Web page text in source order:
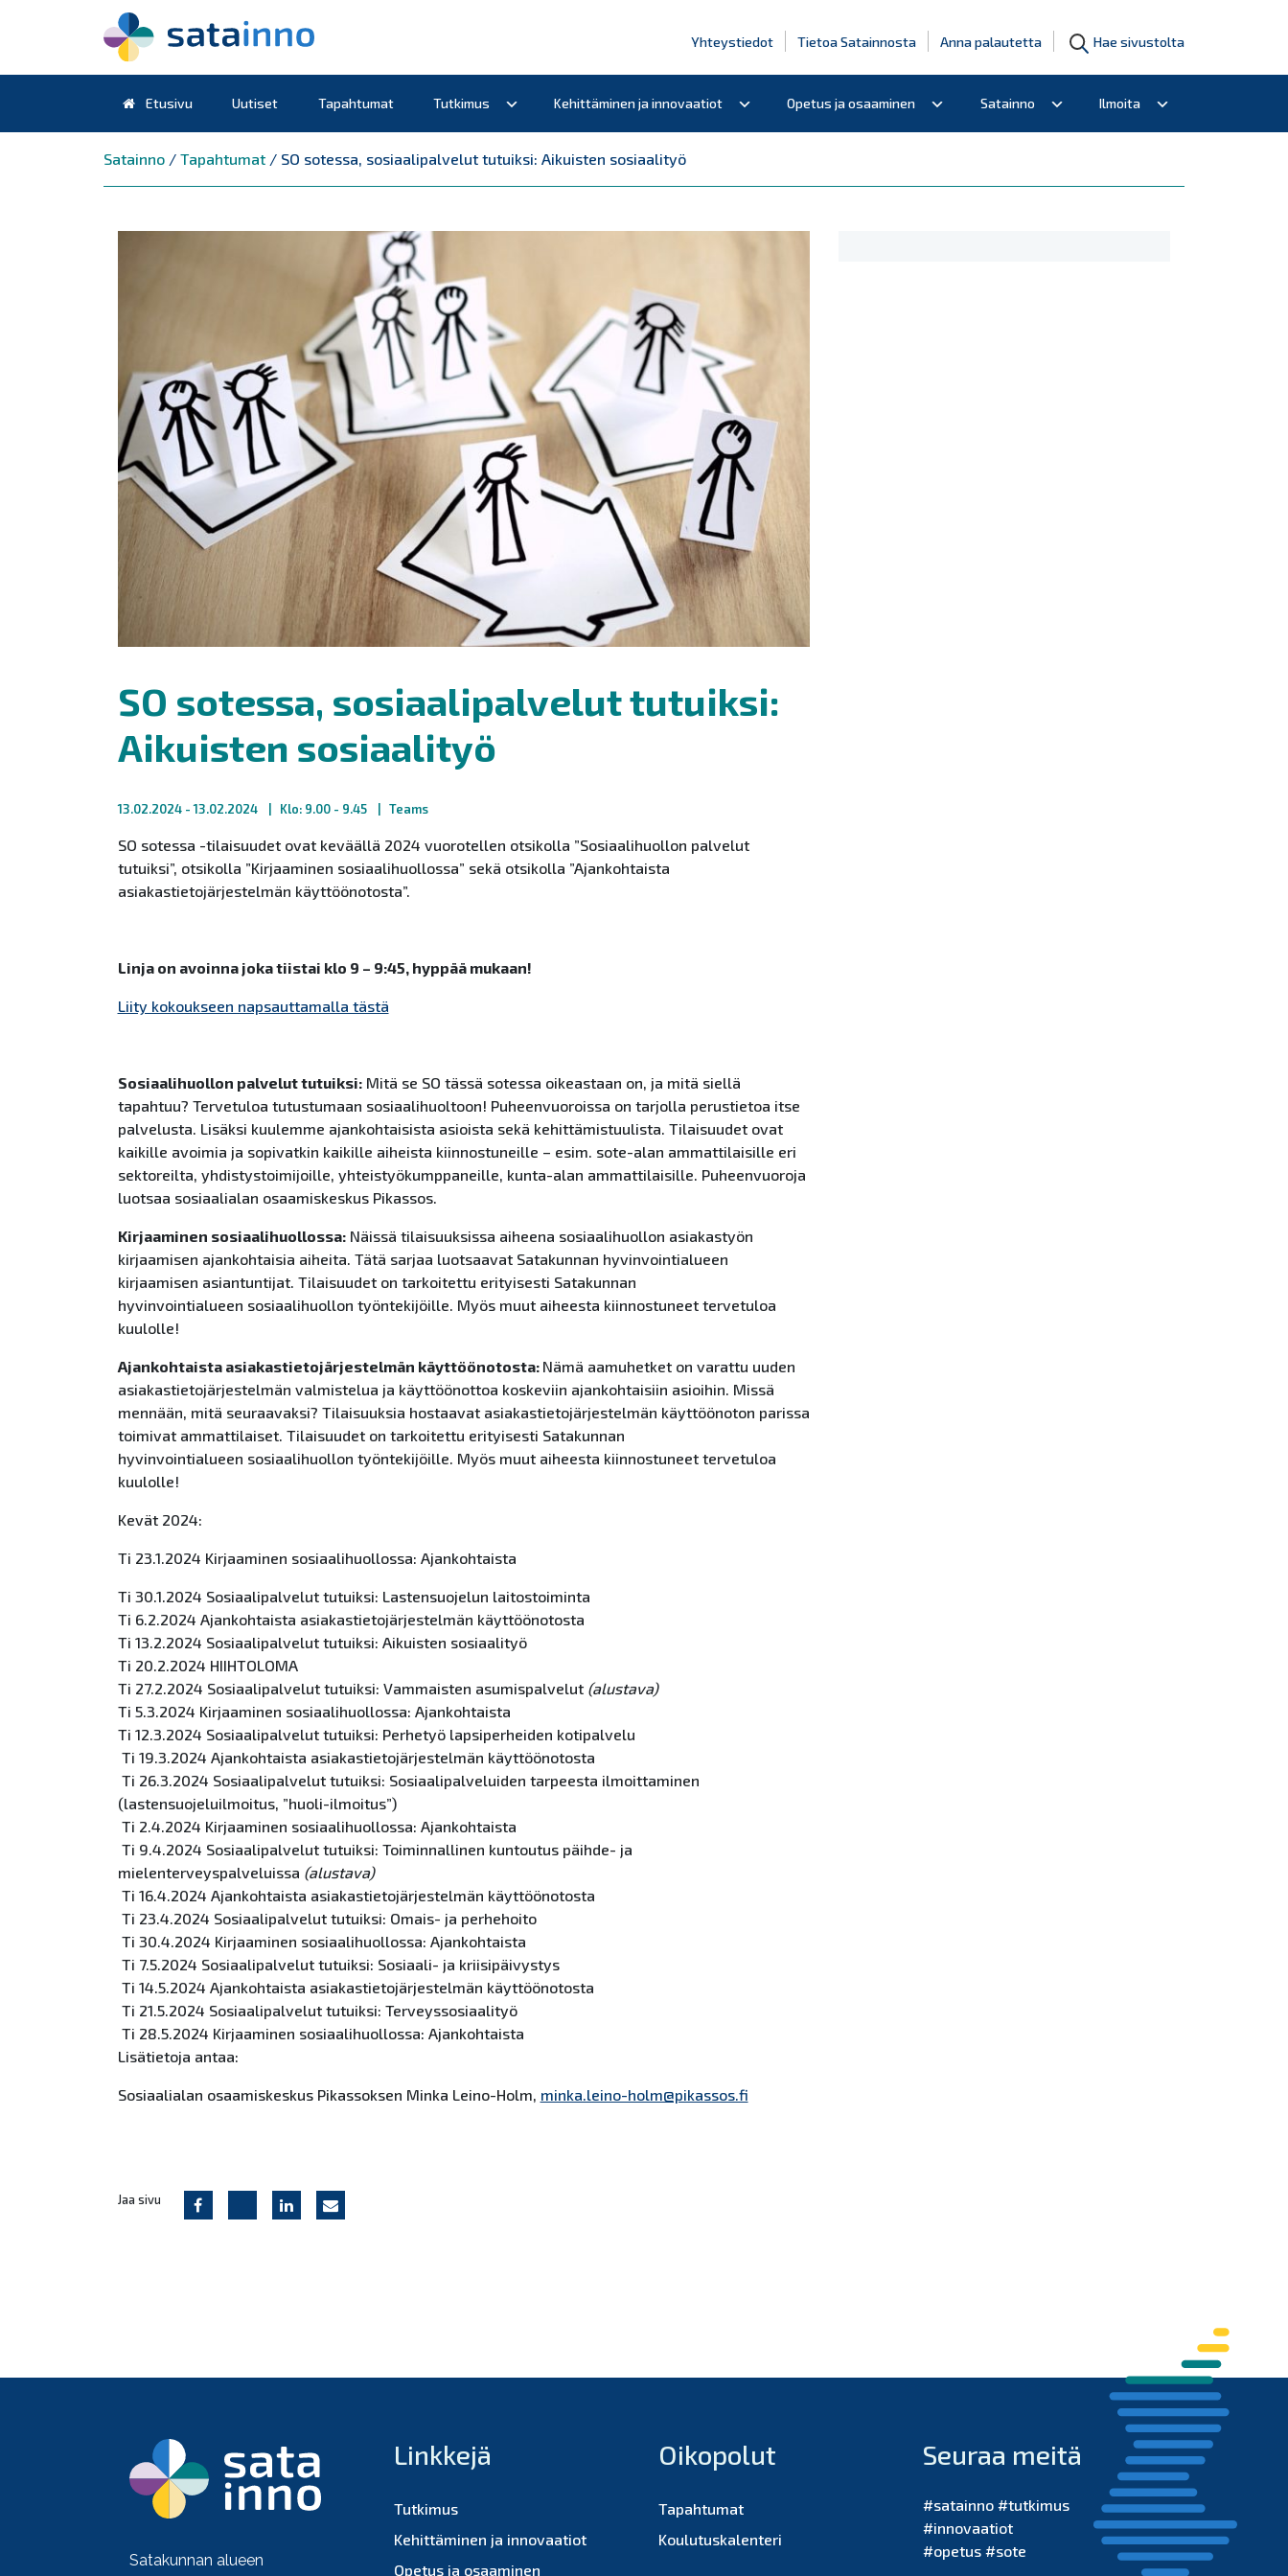
Yhteystiedot Tietoa Satainnosta Anna palautetta Hae sivustolta
PäävalikkoEtusivu Uutiset Tapahtumat Tutkimus Kehittäminen ja innovaatiot Opetus ja osaaminen Satainno Ilmoita
Satainno/ Tapahtumat/ SO sotessa, sosiaalipalvelut tutuiksi: Aikuisten sosiaalityö
SO sotessa, sosiaalipalvelut tutuiksi:
Aikuisten sosiaalityö
13.02.2024 - 13.02.2024 Klo: 9.00 - 9.45 Teams
SO sotessa -tilaisuudet ovat keväällä 2024 vuorotellen otsikolla ”Sosiaalihuollon palvelut
tutuiksi”, otsikolla ”Kirjaaminen sosiaalihuollossa” sekä otsikolla ”Ajankohtaista
asiakastietojärjestelmän käyttöönotosta”.
Linja on avoinna joka tiistai klo 9 – 9:45, hyppää mukaan!
Liity kokoukseen napsauttamalla tästä
Sosiaalihuollon palvelut tutuiksi:Mitä se SO tässä sotessa oikeastaan on, ja mitä siellä
tapahtuu? Tervetuloa tutustumaan sosiaalihuoltoon! Puheenvuoroissa on tarjolla perustietoa itse
palvelusta. Lisäksi kuulemme ajankohtaisista asioista sekä kehittämistuulista. Tilaisuudet ovat
kaikille avoimia ja sopivatkin kaikille aiheista kiinnostuneille – esim. sote-alan ammattilaisille eri
sektoreilta, yhdistystoimijoille, yhteistyökumppaneille, kunta-alan ammattilaisille. Puheenvuoroja
luotsaa sosiaalialan osaamiskeskus Pikassos.
Kirjaaminen sosiaalihuollossa:Näissä tilaisuuksissa aiheena sosiaalihuollon asiakastyön
kirjaamisen ajankohtaisia aiheita. Tätä sarjaa luotsaavat Satakunnan hyvinvointialueen
kirjaamisen asiantuntijat. Tilaisuudet on tarkoitettu erityisesti Satakunnan
hyvinvointialueen sosiaalihuollon työntekijöille. Myös muut aiheesta kiinnostuneet tervetuloa
kuulolle!
Ajankohtaista asiakastietojärjestelmän käyttöönotosta: Nämä aamuhetket on varattu uuden
asiakastietojärjestelmän valmistelua ja käyttöönottoa koskeviin ajankohtaisiin asioihin. Missä
mennään, mitä seuraavaksi? Tilaisuuksia hostaavat asiakastietojärjestelmän käyttöönoton parissa
toimivat ammattilaiset. Tilaisuudet on tarkoitettu erityisesti Satakunnan
hyvinvointialueen sosiaalihuollon työntekijöille. Myös muut aiheesta kiinnostuneet tervetuloa
kuulolle!
Kevät 2024:
Ti 23.1.2024 Kirjaaminen sosiaalihuollossa: Ajankohtaista
Ti 30.1.2024 Sosiaalipalvelut tutuiksi: Lastensuojelun laitostoiminta
Ti 6.2.2024 Ajankohtaista asiakastietojärjestelmän käyttöönotosta
Ti 13.2.2024 Sosiaalipalvelut tutuiksi: Aikuisten sosiaalityö
Ti 20.2.2024 HIIHTOLOMA
Ti 27.2.2024 Sosiaalipalvelut tutuiksi: Vammaisten asumispalvelut(alustava)
Ti 5.3.2024 Kirjaaminen sosiaalihuollossa: Ajankohtaista
Ti 12.3.2024 Sosiaalipalvelut tutuiksi: Perhetyö lapsiperheiden kotipalvelu
Ti 19.3.2024 Ajankohtaista asiakastietojärjestelmän käyttöönotosta
Ti 26.3.2024 Sosiaalipalvelut tutuiksi: Sosiaalipalveluiden tarpeesta ilmoittaminen
(lastensuojeluilmoitus, ”huoli-ilmoitus”)
Ti 2.4.2024 Kirjaaminen sosiaalihuollossa: Ajankohtaista
Ti 9.4.2024 Sosiaalipalvelut tutuiksi: Toiminnallinen kuntoutus päihde- ja
mielenterveyspalveluissa (alustava)
Ti 16.4.2024 Ajankohtaista asiakastietojärjestelmän käyttöönotosta
Ti 23.4.2024 Sosiaalipalvelut tutuiksi: Omais- ja perhehoito
Ti 30.4.2024 Kirjaaminen sosiaalihuollossa: Ajankohtaista
Ti 7.5.2024 Sosiaalipalvelut tutuiksi: Sosiaali- ja kriisipäivystys
Ti 14.5.2024 Ajankohtaista asiakastietojärjestelmän käyttöönotosta
Ti 21.5.2024 Sosiaalipalvelut tutuiksi: Terveyssosiaalityö
Ti 28.5.2024 Kirjaaminen sosiaalihuollossa: Ajankohtaista
Lisätietoja antaa:
Sosiaalialan osaamiskeskus Pikassoksen Minka Leino-Holm, minka.leino-holm@pikassos.fi
Jaa sivu
Satakunnan alueen
Linkkejä
Tutkimus
Kehittäminen ja innovaatiot
Opetus ja osaaminen
Oikopolut
Tapahtumat
Koulutuskalenteri
Seuraa meitä
#satainno #tutkimus
#innovaatiot
#opetus #sote